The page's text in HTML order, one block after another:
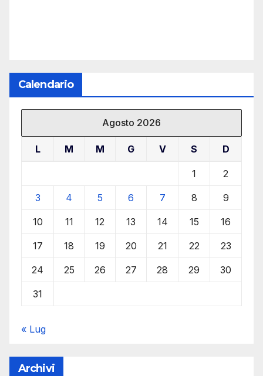
Calendario
Agosto 2026
L M M G V S D
1 2
3 4 5 6 7 8 9
10 11 12 13 14 15 16
17 18 19 20 21 22 23
24 25 26 27 28 29 30
31
« Lug
Archivi